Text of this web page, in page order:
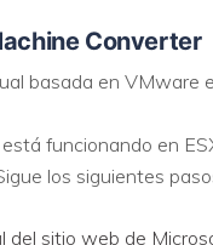
Converter
basada en VMware
funcionando en
los siguientes
sitio web de